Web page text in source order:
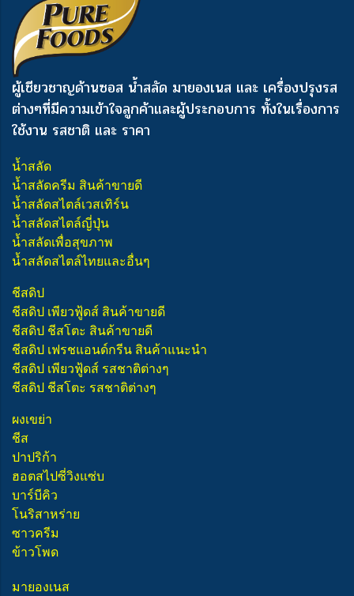
ผู้เชียวชาญด้านซอส น้ำสลัด มายองเนส และ เครื่องปรุงรส
ต่างๆที่มีความเข้าใจลูกค้าและผู้ประกอบการ ทั้งในเรื่องการ
ใช้งาน รสชาติ และ ราคา
น้ำสลัด
น้ำสลัดครีม สินค้าขายดี
น้ำสลัดสไตล์เวสเทิร์น
น้ำสลัดสไตล์ญี่ปุ่น
น้ำสลัดเพื่อสุขภาพ
น้ำสลัดสไตล์ไทยและอื่นๆ
ชีสดิป
ชีสดิป เพียวฟู้ดส์ สินค้าขายดี
ชีสดิป ชีสโตะ สินค้าขายดี
ชีสดิป เฟรชแอนด์กรีน สินค้าแนะนำ
ชีสดิป เพียวฟู้ดส์ รสชาติต่างๆ
ชีสดิป ชีสโตะ รสชาติต่างๆ
ผงเขย่า
ชีส
ปาปริก้า
ฮอตสไปซี่วิงแซ่บ
บาร์บีคิว
โนริสาหร่าย
ซาวครีม
ข้าวโพด
มายองเนส